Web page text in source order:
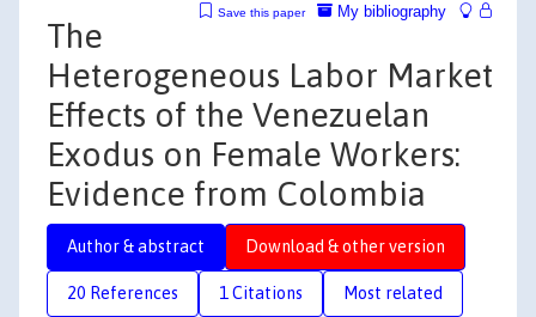
My bibliography
Save this paper
The
Heterogeneous Labor Market
Effects of the Venezuelan
Exodus on Female Workers:
Evidence from Colombia
Author & abstract Download & other version
20 References 1 Citations Most related